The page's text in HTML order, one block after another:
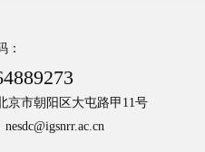
：
京市朝阳区大屯路甲11号